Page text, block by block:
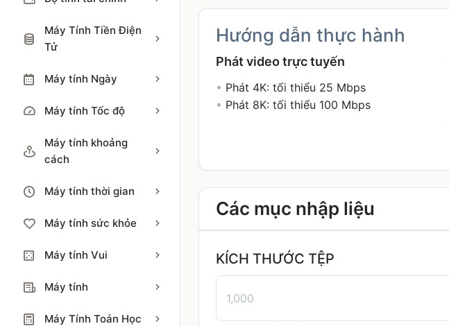
Máy Tính Tiền Điện
Tử
Máy tính Ngày
Máy tính Tốc độ
Máy tính khoảng
cách
Máy tính thời gian
Máy tính sức khỏe
Máy tính Vui
Máy tính
Máy Tính Toán Học
Hướng dẫn thực hành
Phát video trực tuyến
• Phát 4K: tối thiểu 25 Mbps
• Phát 8K: tối thiểu 100 Mbps
Các mục nhập liệu
KÍCH THƯỚC TỆP